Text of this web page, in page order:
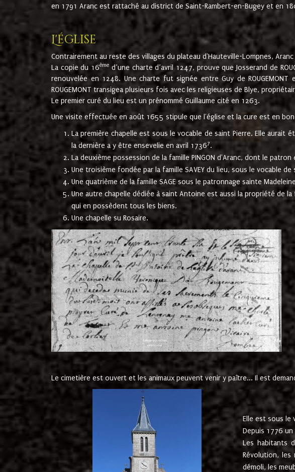
en 1791 Aranc est rattaché au district de Saint-Rambert-en-Bugey et en
L'église
Contrairement au reste des villages du plateau d'Hauteville-Lompnes,
La copie du 16ème d’une charte d’avril 1247, prouve que Josserand de
renouvelée en 1248. Une charte fut signée entre Guy de
ROUGEMONT transigea plusieurs fois avec les religieuses de Blye,
Le premier curé du lieu est un prénommé Guillaume cité en 1263.
Une visite effectuée en août 1655 stipule que l'église et la cure est en
La première chapelle est sous le vocable de saint Pierre. Elle aurait
la dernière a y être ensevelie en avril 17367.
La deuxième possession de la famille PINGON d'Aranc, dont le patron
Une troisième fondée par la famille SAVEY du lieu, sous le vocable de
Une quatrième de la famille SAGE sous le patronnage sainte
Une autre chapelle dédiée à saint Antoine est aussi la propriété de la
qui en possèdent tous les biens.
Une chapelle su Rosaire.
Le cimetière est ouvert et les animaux peuvent venir y paître... Il est
Elle est sous le
Depuis 1776
Les habitants
Révolution,
démoli, les